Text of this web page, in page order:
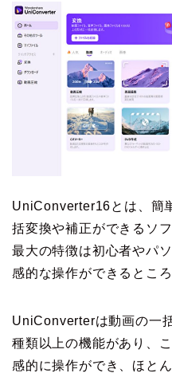
UniConverter16とは、簡
括変換や補正ができるソ
最大の特徴は初心者やパ
感的な操作ができるところ
UniConverterは動画の一
種類以上の機能があり、
感的に操作ができ、ほと